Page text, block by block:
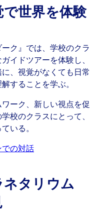
世界を体験
ク』では、学校のクラ
イドツアーを体験し、
、視覚がなくても日常
することを学ぶ。
ーク、新しい視点を促
校のクラスにとって、
いる。
の対話
タリウム